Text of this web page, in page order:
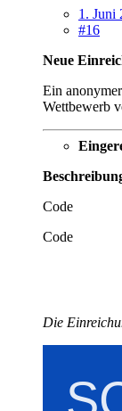
1. Juni
#16
Neue
Ein
Wettbewerb
Code
Code
Die